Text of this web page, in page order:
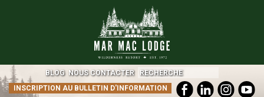
BLOG NOUS CONTACTER
INSCRIPTION AU BULLETIN D'INFORMATION